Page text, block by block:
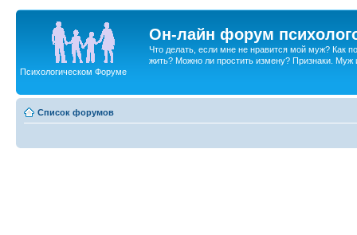
Он-лайн форум
Что делать, если мне не нравится мой муж? Как
жить? Можно ли простить измену? Признаки. Муж
Психологическом Форуме
Список форумов